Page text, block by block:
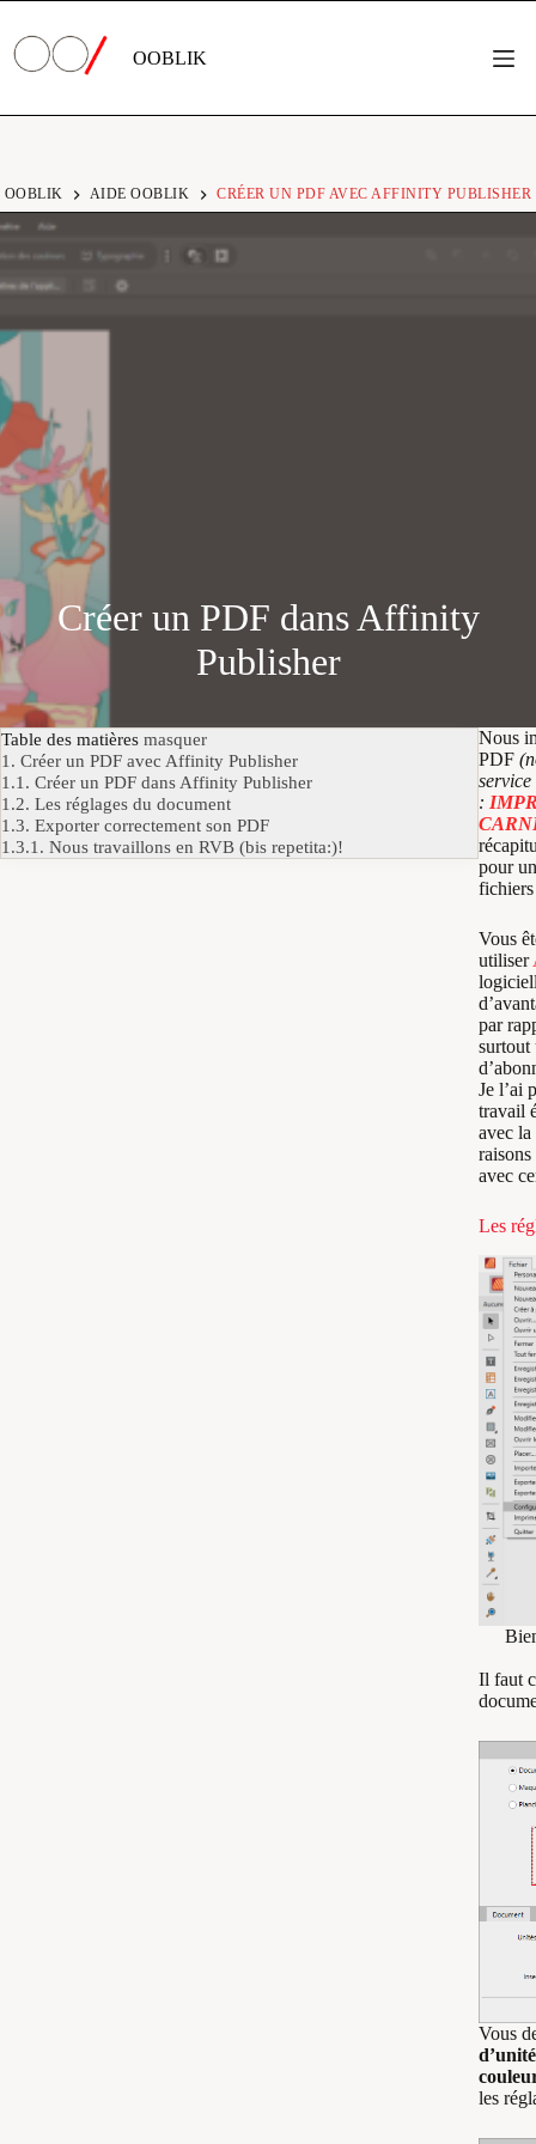
contenu
OOBLIK
Créer
PDF
avec
Publisher
OOBLIK AIDE OOBLIK CRÉER UN PDF AVEC AFFINITY PUBLISHER
Créer un PDF dans Affinity
Publisher
Table des matières masquer
1. Créer un PDF avec Affinity Publisher
1.1. Créer un PDF dans Affinity Publisher
1.2. Les réglages du document
1.3. Exporter correctement son PDF
1.3.1. Nous travaillons en RVB (bis repetita:)!
Nous
PDF
:
pour
Vous
utiliser
par
Je l’ai
travail
avec la
avec
Les
Il faut
Vous
d’
les